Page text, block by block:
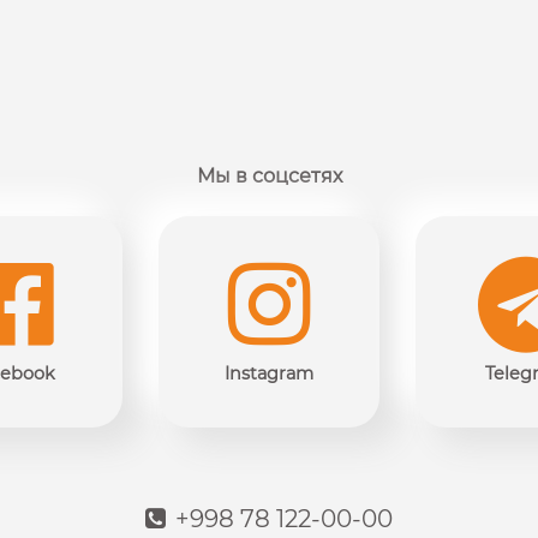
Мы в соцсетях
Instagram
+998 78 122-00-00